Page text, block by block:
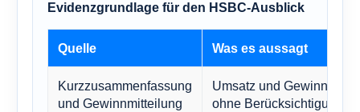
Evidenzgrundlage für den HSBC-Ausblick
Quelle Was es aussagt
Kurzzusammenfassung
und Gewinnmitteilung
Umsatz und Gewinn
ohne Berücksichtigung